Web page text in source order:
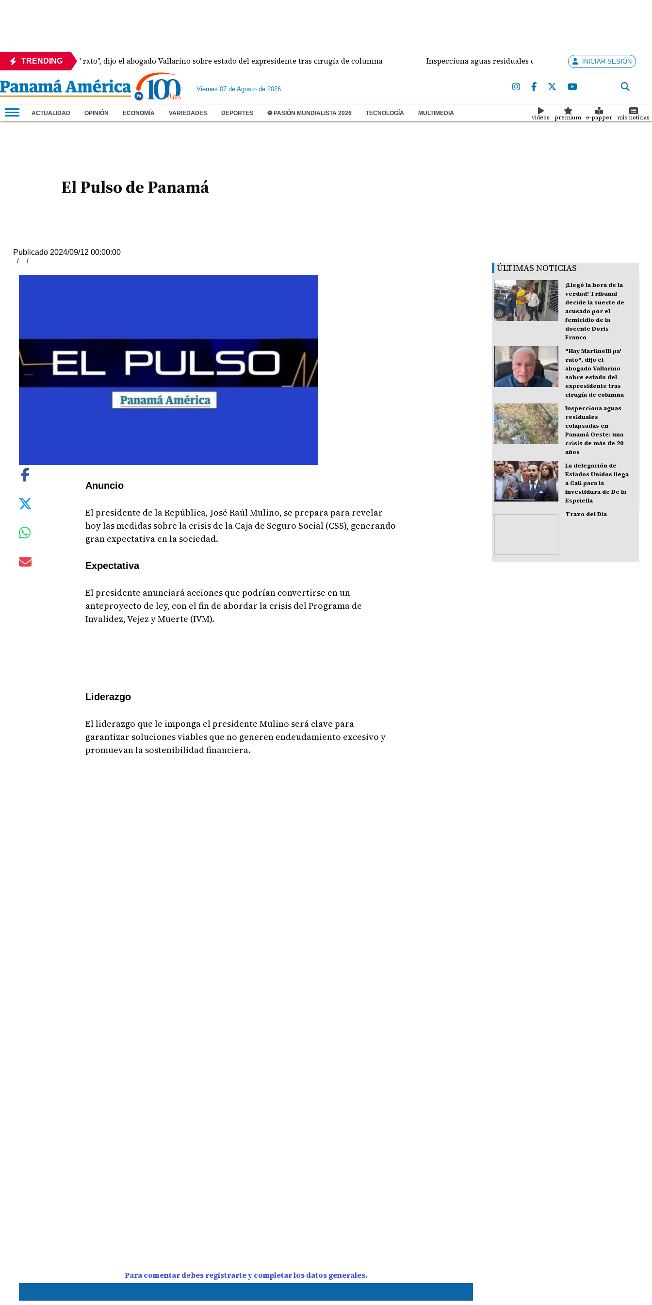
TRENDING
"Hay Martinelli pa' rato", dijo el abogado Vallarino sobre estado del expresidente tras cirugía de columna Inspecciona aguas residuales colapsadas en Panamá Oeste: una
INICIAR SESIÓN
Viernes 07 de Agosto de 2026
ACTUALIDAD OPINIÓN ECONOMÍA VARIEDADES DEPORTES ⚽ PASIÓN MUNDIALISTA 2026 TECNOLOGÍA MULTIMEDIA
videos premium e-papper mis noticias
El Pulso de Panamá
Publicado 2024/09/12 00:00:00
/ /
Anuncio
El presidente de la República, José Raúl Mulino, se prepara para revelar
hoy las medidas sobre la crisis de la Caja de Seguro Social (CSS), generando
gran expectativa en la sociedad.
Expectativa
El presidente anunciará acciones que podrían convertirse en un
anteproyecto de ley, con el fin de abordar la crisis del Programa de
Invalidez, Vejez y Muerte (IVM).
Liderazgo
El liderazgo que le imponga el presidente Mulino será clave para
garantizar soluciones viables que no generen endeudamiento excesivo y
promuevan la sostenibilidad financiera.
Para comentar debes registrarte y completar los datos generales.
ÚLTIMAS NOTICIAS
¡Llegó la hora de la
verdad! Tribunal
decide la suerte de
acusado por el
femicidio de la
docente Doris
Franco
"Hay Martinelli pa'
rato", dijo el
abogado Vallarino
sobre estado del
expresidente tras
cirugía de columna
Inspecciona aguas
residuales
colapsadas en
Panamá Oeste: una
crisis de más de 20
años
La delegación de
Estados Unidos llega
a Cali para la
investidura de De la
Espriella
Trazo del Día